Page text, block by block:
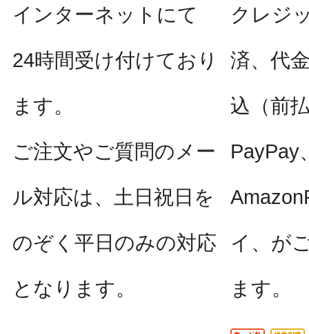
インターネットにて
24時間受け付けており
ます。
ご注文やご質問のメー
ル対応は、土日祝日を
のぞく平日のみの対応
となります。
クレジ
済、代
込（前
PayPay
イ、が
ます。